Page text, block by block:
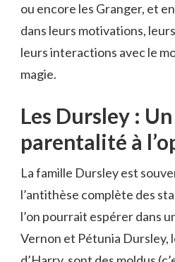
ou encore les Granger, et
dans leurs motivations,
leurs interactions avec le
magie.
Les Dursley :
parentalité à
La famille Dursley est
l’antithèse complète des
l’on pourrait espérer dans
Vernon et Pétunia Dursley,